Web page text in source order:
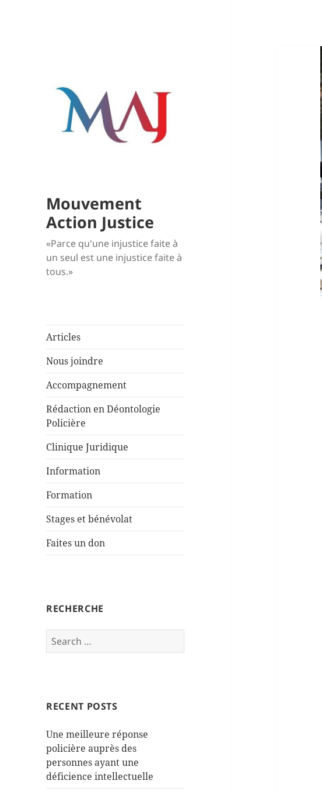
Mouvement
Action Justice
«Parce qu'une injustice faite à
un seul est une injustice faite à
tous.»
Articles
Nous joindre
Accompagnement
Rédaction en Déontologie
Policière
Clinique Juridique
Information
Formation
Stages et bénévolat
Faites un don
RECHERCHE
Search
for:
RECENT POSTS
Une meilleure réponse
policière auprès des
personnes ayant une
déficience intellectuelle